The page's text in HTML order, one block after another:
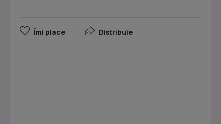
Îmi place Distribuie